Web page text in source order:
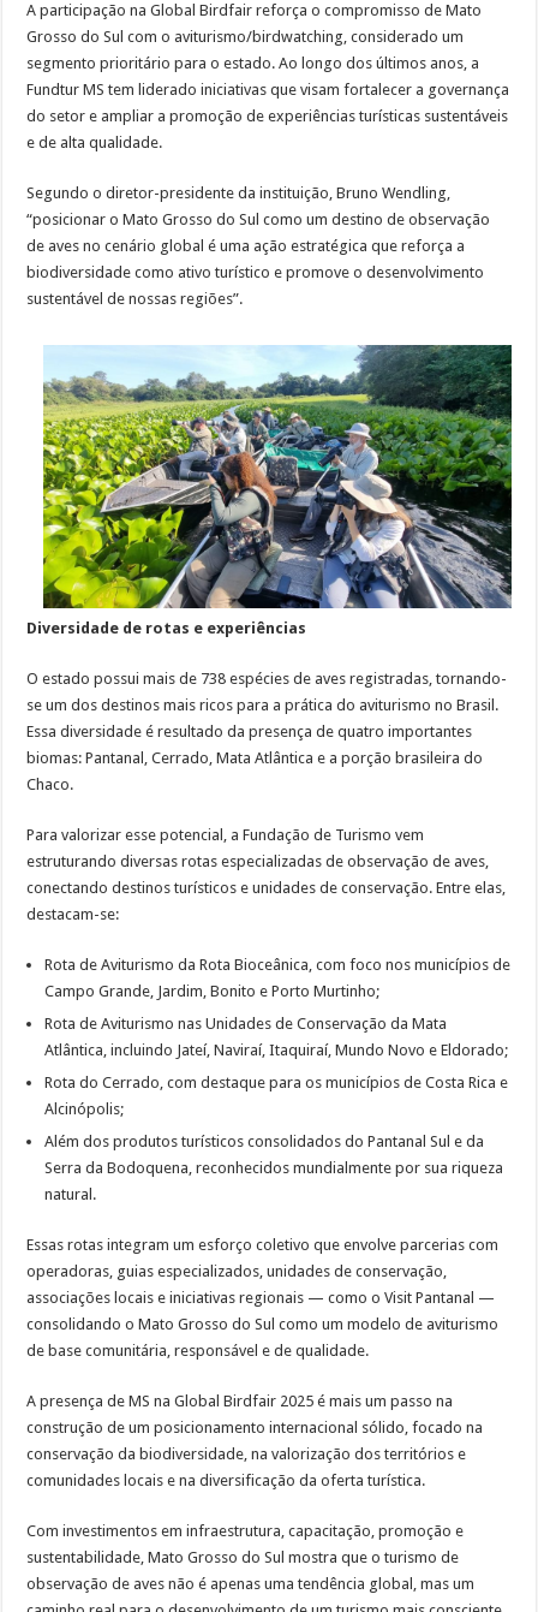
A participação na Global Birdfair reforça o compromisso de Mato
Grosso do Sul com o aviturismo/birdwatching, considerado um
segmento prioritário para o estado. Ao longo dos últimos anos, a
Fundtur MS tem liderado iniciativas que visam fortalecer a governança
do setor e ampliar a promoção de experiências turísticas sustentáveis
e de alta qualidade.
Segundo o diretor-presidente da instituição, Bruno Wendling,
“posicionar o Mato Grosso do Sul como um destino de observação
de aves no cenário global é uma ação estratégica que reforça a
biodiversidade como ativo turístico e promove o desenvolvimento
sustentável de nossas regiões”.
Diversidade de rotas e experiências
O estado possui mais de 738 espécies de aves registradas, tornando-
se um dos destinos mais ricos para a prática do aviturismo no Brasil.
Essa diversidade é resultado da presença de quatro importantes
biomas: Pantanal, Cerrado, Mata Atlântica e a porção brasileira do
Chaco.
Para valorizar esse potencial, a Fundação de Turismo vem
estruturando diversas rotas especializadas de observação de aves,
conectando destinos turísticos e unidades de conservação. Entre elas,
destacam-se:
Rota de Aviturismo da Rota Bioceânica, com foco nos municípios de
Campo Grande, Jardim, Bonito e Porto Murtinho;
Rota de Aviturismo nas Unidades de Conservação da Mata
Atlântica, incluindo Jateí, Naviraí, Itaquiraí, Mundo Novo e Eldorado;
Rota do Cerrado, com destaque para os municípios de Costa Rica e
Alcinópolis;
Além dos produtos turísticos consolidados do Pantanal Sul e da
Serra da Bodoquena, reconhecidos mundialmente por sua riqueza
natural.
Essas rotas integram um esforço coletivo que envolve parcerias com
operadoras, guias especializados, unidades de conservação,
associações locais e iniciativas regionais — como o Visit Pantanal —
consolidando o Mato Grosso do Sul como um modelo de aviturismo
de base comunitária, responsável e de qualidade.
A presença de MS na Global Birdfair 2025 é mais um passo na
construção de um posicionamento internacional sólido, focado na
conservação da biodiversidade, na valorização dos territórios e
comunidades locais e na diversificação da oferta turística.
Com investimentos em infraestrutura, capacitação, promoção e
sustentabilidade, Mato Grosso do Sul mostra que o turismo de
observação de aves não é apenas uma tendência global, mas um